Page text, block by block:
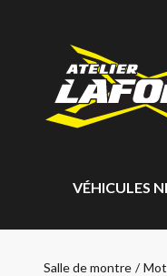
VÉHICULES
Salle de montre /